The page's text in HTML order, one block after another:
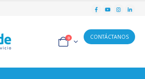
0 CONTÁCTANOS